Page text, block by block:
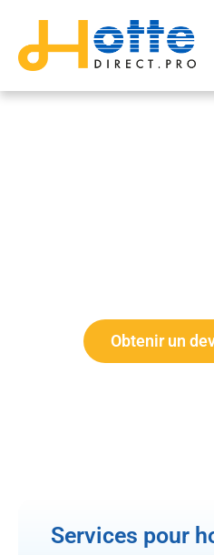
Obtenir un
Services pour